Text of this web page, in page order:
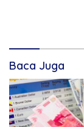
Baca Juga